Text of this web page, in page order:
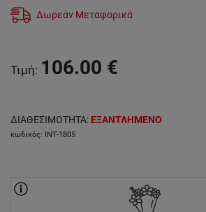
Δωρεάν Μεταφορικά
Τιμή: 106.00 €
ΔΙΑΘΕΣΙΜΟΤΗΤΑ: ΕΞΑΝΤΛΗΜΕΝΟ
κωδικός: INT-1805